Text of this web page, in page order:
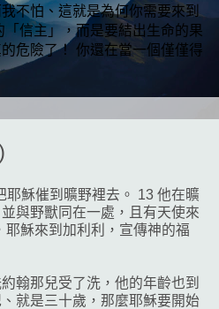
不怕、這就是為何你需要來到
信主」，而是要結出生命的果
危險了！ 你還在當一個僅僅得
耶穌催到曠野裡去。 13 他在曠
與野獸同在一處，且有天使來
穌來到加利利，宣傳神的福
翰那兒受了洗，他的年齡也到
就是三十歲，那麼耶穌要開始